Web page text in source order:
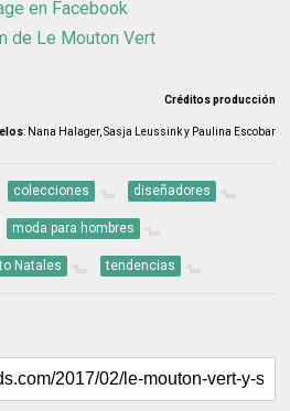
en Facebook
de Le Mouton Vert
Créditos producción
: Nana Halager, Sasja Leussink y Paulina Escobar
colecciones diseñadores
moda para hombres
Natales tendencias